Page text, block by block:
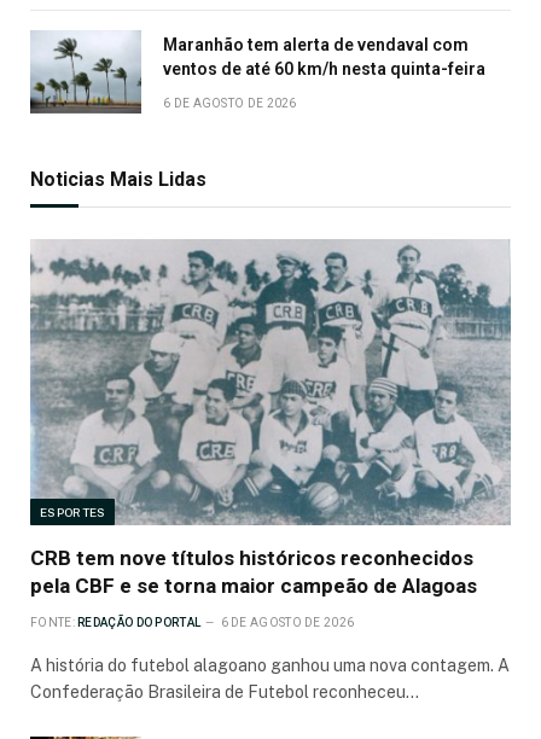
Maranhão tem alerta de vendaval com
ventos de até 60 km/h nesta quinta-feira
6 DE AGOSTO DE 2026
Noticias Mais Lidas
ESPORTES
CRB tem nove títulos históricos reconhecidos
pela CBF e se torna maior campeão de Alagoas
FONTE: REDAÇÃO DO PORTAL 6 DE AGOSTO DE 2026
A história do futebol alagoano ganhou uma nova contagem. A
Confederação Brasileira de Futebol reconheceu…